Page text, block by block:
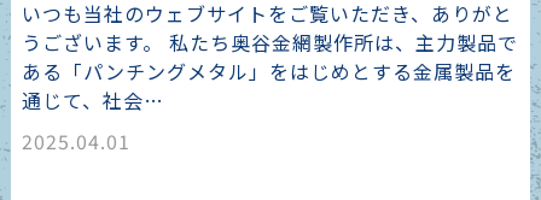
いつも当社のウェブサイトをご覧いただき、ありがと
うございます。 私たち奥谷金網製作所は、主力製品で
ある「パンチングメタル」をはじめとする金属製品を
通じて、社会…
2025.04.01